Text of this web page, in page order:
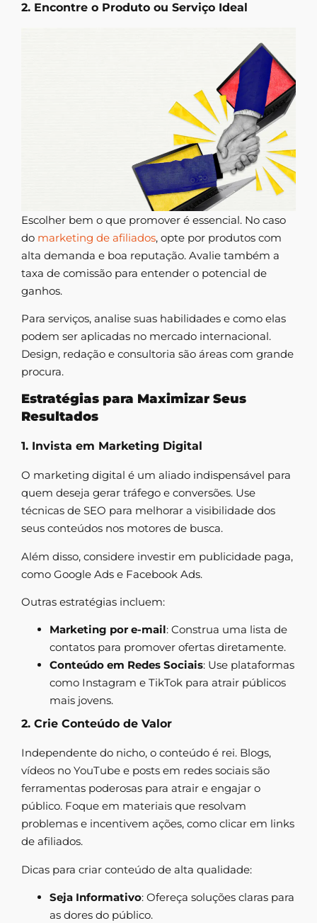
2. Encontre o Produto ou Serviço Ideal
Escolher bem o que promover é essencial. No caso
do marketing de afiliados, opte por produtos com
alta demanda e boa reputação. Avalie também a
taxa de comissão para entender o potencial de
ganhos.
Para serviços, analise suas habilidades e como elas
podem ser aplicadas no mercado internacional.
Design, redação e consultoria são áreas com grande
procura.
Estratégias para Maximizar Seus
Resultados
1. Invista em Marketing Digital
O marketing digital é um aliado indispensável para
quem deseja gerar tráfego e conversões. Use
técnicas de SEO para melhorar a visibilidade dos
seus conteúdos nos motores de busca.
Além disso, considere investir em publicidade paga,
como Google Ads e Facebook Ads.
Outras estratégias incluem:
Marketing por e-mail: Construa uma lista de
contatos para promover ofertas diretamente.
Conteúdo em Redes Sociais: Use plataformas
como Instagram e TikTok para atrair públicos
mais jovens.
2. Crie Conteúdo de Valor
Independente do nicho, o conteúdo é rei. Blogs,
vídeos no YouTube e posts em redes sociais são
ferramentas poderosas para atrair e engajar o
público. Foque em materiais que resolvam
problemas e incentivem ações, como clicar em links
de afiliados.
Dicas para criar conteúdo de alta qualidade:
Seja Informativo: Ofereça soluções claras para
as dores do público.